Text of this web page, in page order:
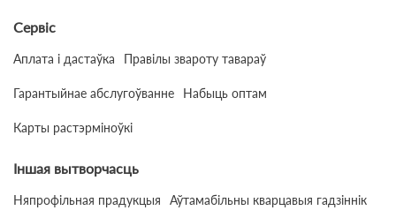
Сервіс
Аплата і дастаўка Правілы звароту тавараў
Гарантыйнае абслугоўванне Набыць оптам
Карты растэрміноўкі
Іншая вытворчасць
Няпрофільная прадукцыя Аўтамабільны кварцавыя гадзіннік